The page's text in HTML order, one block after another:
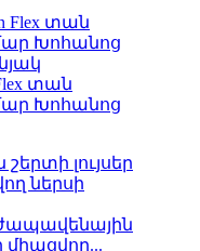
տան
Խոհանոց
միացվող...